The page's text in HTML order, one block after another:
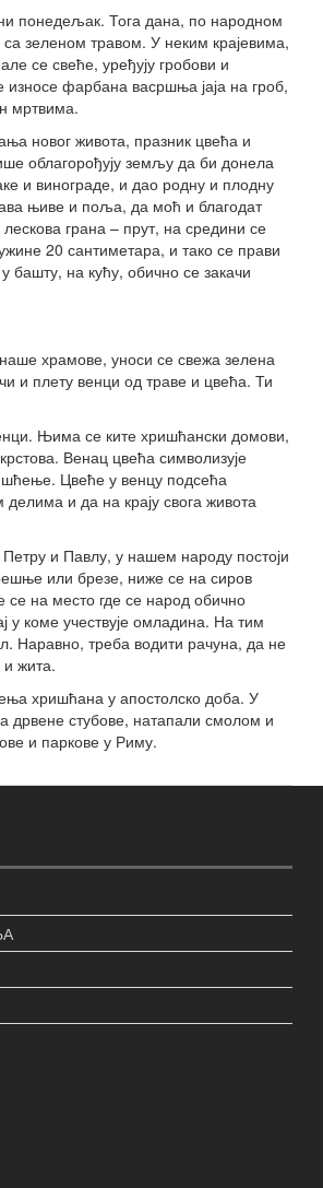
понедељак. Тога дана, по народном
зеленом травом. У неким крајевима,
се свеће, уређују гробови и
износе фарбана васршња јаја на гроб,
мртвима.
новог живота, празник цвећа и
облагорођују земљу да би донела
и винограде, и дао родну и плодну
њиве и поља, да моћ и благодат
грана – прут, на средини се
20 сантиметара, и тако се прави
башту, на кућу, обично се закачи
храмове, уноси се свежа зелена
и плету венци од траве и цвећа. Ти
Њима се ките хришћански домови,
Венац цвећа символизује
Цвеће у венцу подсећа
и да на крају свога живота
и Павлу, у нашем народу постоји
или брезе, ниже се на сиров
на место где се народ обично
у коме учествује омладина. На тим
Наравно, треба водити рачуна, да не
жита.
хришћана у апостолско доба. У
дрвене стубове, натапали смолом и
и паркове у Риму.